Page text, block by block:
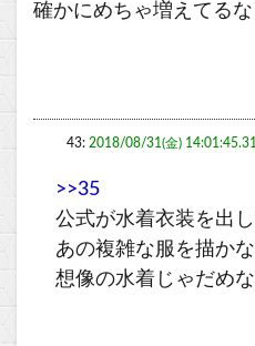
確かにめちゃ増えてるな
43: 2018/08/31(金)
>>35
公式が水着衣装を出
あの複雑な服を描か
想像の水着じゃだめ